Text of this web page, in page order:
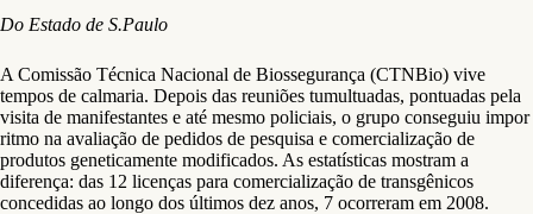
Do Estado de S.Paulo
A Comissão Técnica Nacional de Biossegurança (CTNBio) vive
tempos de calmaria. Depois das reuniões tumultuadas, pontuadas pela
visita de manifestantes e até mesmo policiais, o grupo conseguiu impor
ritmo na avaliação de pedidos de pesquisa e comercialização de
produtos geneticamente modificados. As estatísticas mostram a
diferença: das 12 licenças para comercialização de transgênicos
concedidas ao longo dos últimos dez anos, 7 ocorreram em 2008.